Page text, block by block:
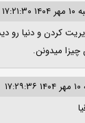
۲۰ سال مدیریت کردن و
چیزا میدونن.